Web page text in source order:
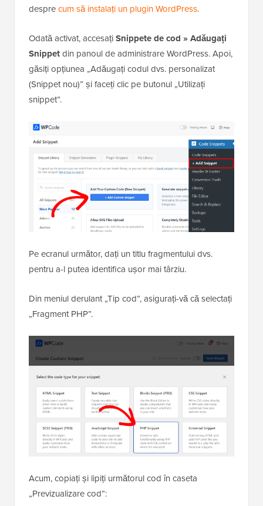
desprecum să instalați un plugin WordPress.
Odată activat, accesațiSnippete de cod » Adăugați
Snippetdin panoul de administrare WordPress. Apoi,
găsiți opțiunea „Adăugați codul dvs. personalizat
(Snippet nou)” și faceți clic pe butonul „Utilizați
snippet”.
Pe ecranul următor, dați un titlu fragmentului dvs.
pentru a-l putea identifica ușor mai târziu.
Din meniul derulant „Tip cod”, asigurați-vă că selectați
„Fragment PHP”.
Acum, copiați și lipiți următorul cod în caseta
„Previzualizare cod”: